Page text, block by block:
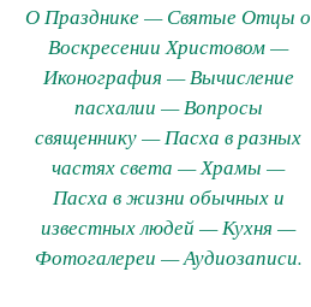
О Празднике — Святые Отцы о
Воскресении Христовом —
Иконография — Вычисление
пасхалии — Вопросы
священнику — Пасха в разных
частях света — Храмы —
Пасха в жизни обычных и
известных людей — Кухня —
Фотогалереи — Аудиозаписи.